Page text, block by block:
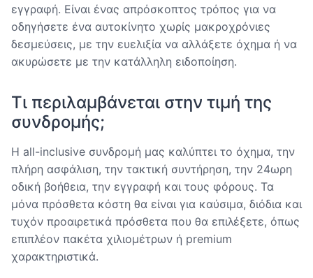
εγγραφή. Είναι ένας απρόσκοπτος τρόπος για να
οδηγήσετε ένα αυτοκίνητο χωρίς μακροχρόνιες
δεσμεύσεις, με την ευελιξία να αλλάξετε όχημα ή να
ακυρώσετε με την κατάλληλη ειδοποίηση.
Τι περιλαμβάνεται στην τιμή της
συνδρομής;
Η all-inclusive συνδρομή μας καλύπτει το όχημα, την
πλήρη ασφάλιση, την τακτική συντήρηση, την 24ωρη
οδική βοήθεια, την εγγραφή και τους φόρους. Τα
μόνα πρόσθετα κόστη θα είναι για καύσιμα, διόδια και
τυχόν προαιρετικά πρόσθετα που θα επιλέξετε, όπως
επιπλέον πακέτα χιλιομέτρων ή premium
χαρακτηριστικά.